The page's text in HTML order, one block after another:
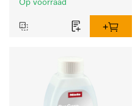
Op voorraad